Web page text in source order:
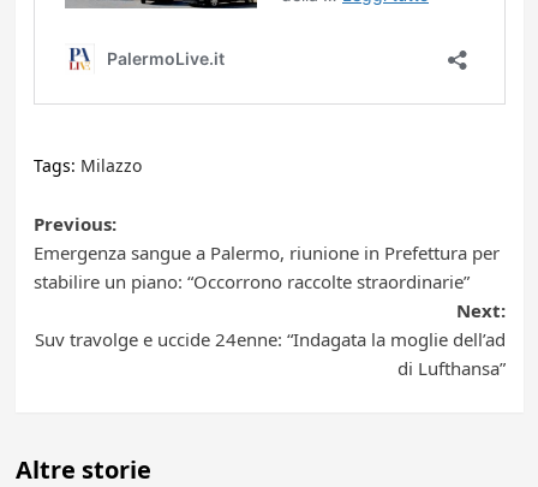
Tags: Milazzo
Post
navigation
Previous:
Emergenza sangue a Palermo, riunione in Prefettura per
stabilire un piano: “Occorrono raccolte straordinarie”
Next:
Suv travolge e uccide 24enne: “Indagata la moglie dell’ad
di Lufthansa”
Altre storie